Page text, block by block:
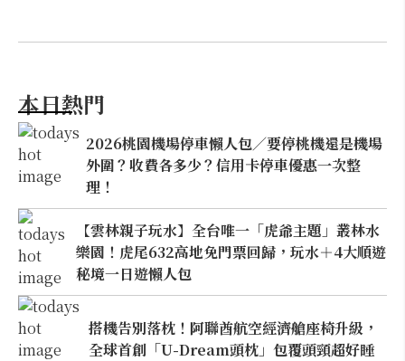
本日熱門
2026桃園機場停車懶人包／要停桃機還是機場
外圍？收費各多少？信用卡停車優惠一次整
理！
【雲林親子玩水】全台唯一「虎爺主題」叢林水
樂園！虎尾632高地免門票回歸，玩水＋4大順遊
秘境一日遊懶人包
搭機告別落枕！阿聯酋航空經濟艙座椅升級，
全球首創「U-Dream頭枕」包覆頭頸超好睡